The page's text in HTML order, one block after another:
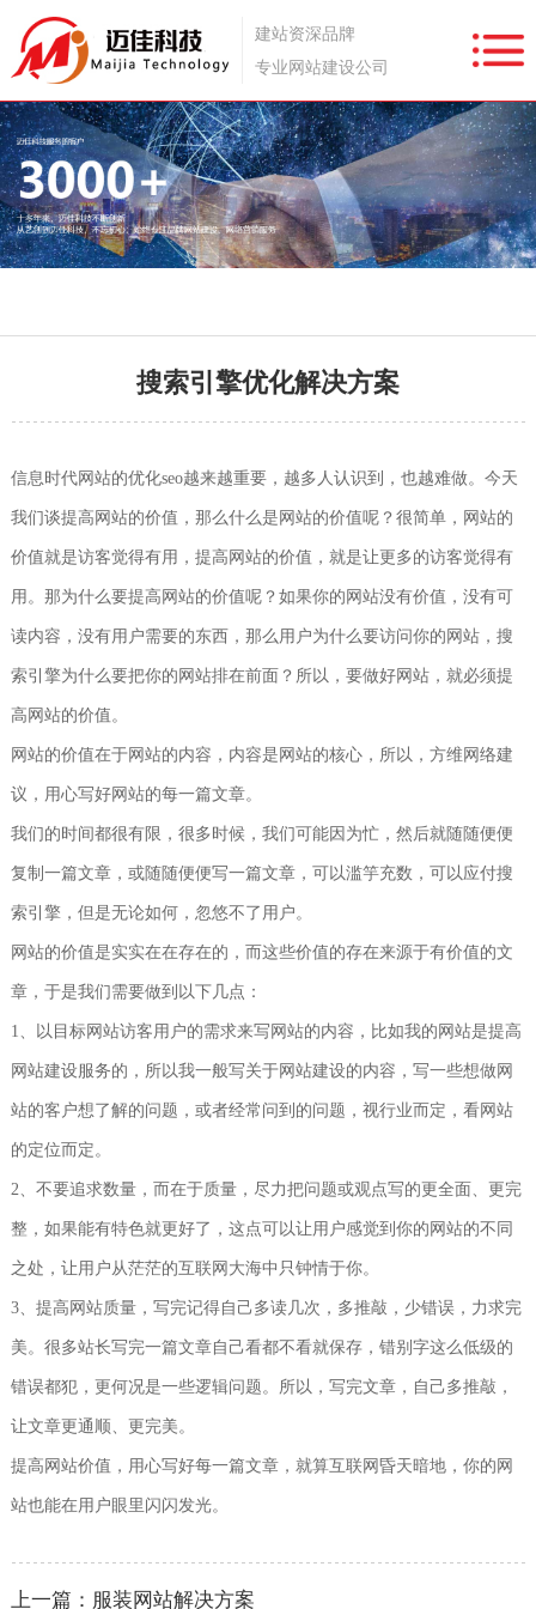
建站资深品牌
专业网站建设公司
搜索引擎优化解决方案
信息时代网站的优化seo越来越重要，越多人认识到，也越难做。今天
我们谈提高网站的价值，那么什么是网站的价值呢？很简单，网站的
价值就是访客觉得有用，提高网站的价值，就是让更多的访客觉得有
用。那为什么要提高网站的价值呢？如果你的网站没有价值，没有可
读内容，没有用户需要的东西，那么用户为什么要访问你的网站，搜
索引擎为什么要把你的网站排在前面？所以，要做好网站，就必须提
高网站的价值。
网站的价值在于网站的内容，内容是网站的核心，所以，方维网络建
议，用心写好网站的每一篇文章。
我们的时间都很有限，很多时候，我们可能因为忙，然后就随随便便
复制一篇文章，或随随便便写一篇文章，可以滥竽充数，可以应付搜
索引擎，但是无论如何，忽悠不了用户。
网站的价值是实实在在存在的，而这些价值的存在来源于有价值的文
章，于是我们需要做到以下几点：
1、以目标网站访客用户的需求来写网站的内容，比如我的网站是提高
网站建设服务的，所以我一般写关于网站建设的内容，写一些想做网
站的客户想了解的问题，或者经常问到的问题，视行业而定，看网站
的定位而定。
2、不要追求数量，而在于质量，尽力把问题或观点写的更全面、更完
整，如果能有特色就更好了，这点可以让用户感觉到你的网站的不同
之处，让用户从茫茫的互联网大海中只钟情于你。
3、提高网站质量，写完记得自己多读几次，多推敲，少错误，力求完
美。很多站长写完一篇文章自己看都不看就保存，错别字这么低级的
错误都犯，更何况是一些逻辑问题。所以，写完文章，自己多推敲，
让文章更通顺、更完美。
提高网站价值，用心写好每一篇文章，就算互联网昏天暗地，你的网
站也能在用户眼里闪闪发光。
上一篇：服装网站解决方案